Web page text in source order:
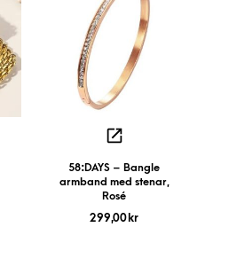
58:DAYS – Bangle
armband med stenar,
Rosé
299,00 kr